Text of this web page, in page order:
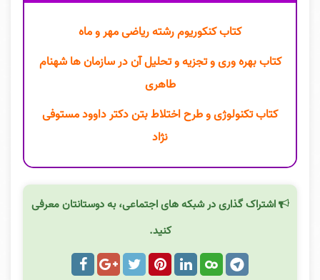
کتاب کنکوریوم رشته ریاضی مهر و ماه
کتاب بهره وری و تجزیه و تحلیل آن در سازمان ها شهنام
طاهری
کتاب تکنولوژی و طرح اختلاط بتن دکتر داوود مستوفی
نژاد
اشتراک گذاری در شبکه های اجتماعی، به دوستانتان معرفی
کنید.